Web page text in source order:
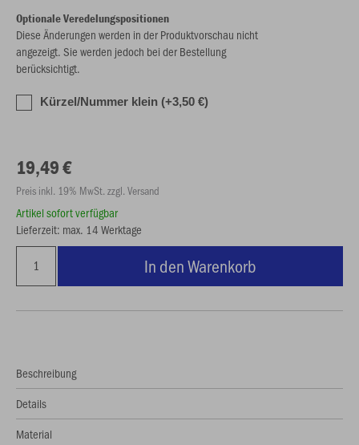
Optionale Veredelungspositionen
Diese Änderungen werden in der Produktvorschau nicht
angezeigt. Sie werden jedoch bei der Bestellung
berücksichtigt.
Kürzel/Nummer klein (+3,50 €)
19,49 €
Preis inkl. 19% MwSt. zzgl. Versand
Artikel sofort verfügbar
Lieferzeit: max. 14 Werktage
In den Warenkorb
Beschreibung
Details
Material